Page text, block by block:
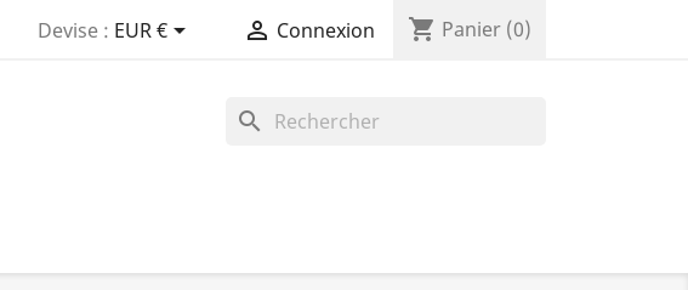
Devise : EUR €  Connexion shopping_cart Panier (0)
search